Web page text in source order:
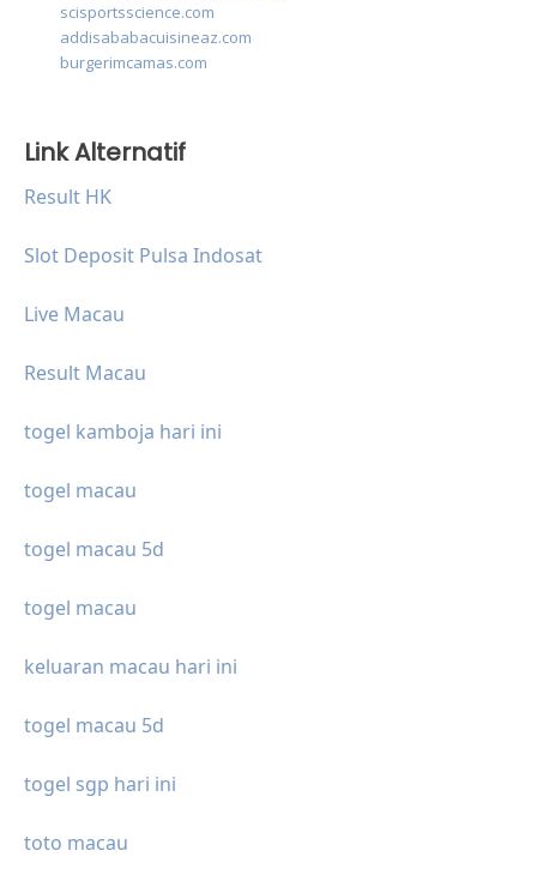
scisportsscience.com
addisababacuisineaz.com
burgerimcamas.com
Link Alternatif
Result HK
Slot Deposit Pulsa Indosat
Live Macau
Result Macau
togel kamboja hari ini
togel macau
togel macau 5d
togel macau
keluaran macau hari ini
togel macau 5d
togel sgp hari ini
toto macau